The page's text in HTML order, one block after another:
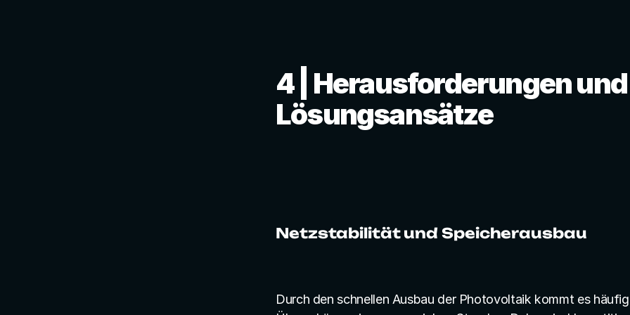
4 | Herausforderungen und
Lösungsansätze
Netzstabilität und Speicherausbau
Durch den schnellen Ausbau der Photovoltaik kommt es